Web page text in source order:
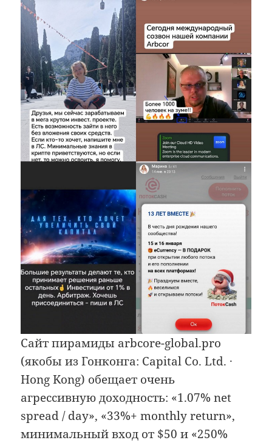
Сайт пирамиды arbcore-global.pro
(якобы из Гонконга: Capital Co. Ltd. ·
Hong Kong) обещает очень
агрессивную доходность: «1.07% net
spread / day», «33%+ monthly return»,
минимальный вход от $50 и «250%